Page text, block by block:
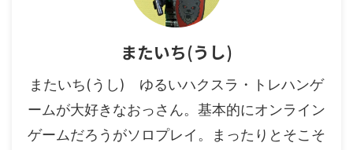
またいち(うし)
またいち(うし) ゆるいハクスラ・トレハンゲ
ームが大好きなおっさん。基本的にオンライン
ゲームだろうがソロプレイ。まったりとそこそ